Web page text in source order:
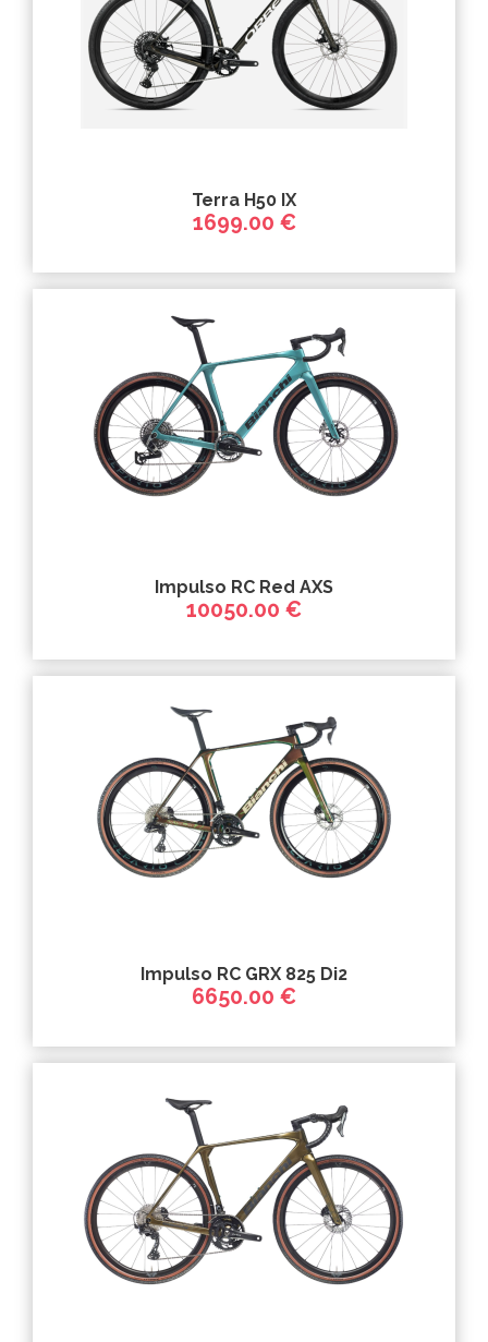
Terra H50 IX
1699.00 €
Impulso RC Red AXS
10050.00 €
Impulso RC GRX 825 Di2
6650.00 €